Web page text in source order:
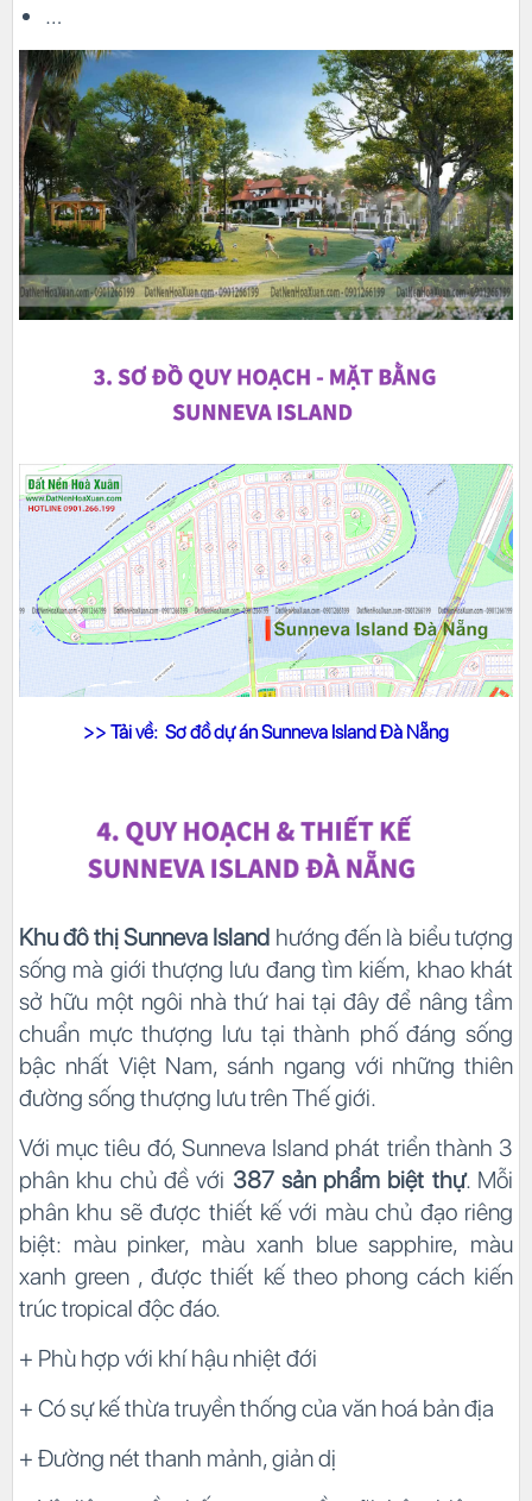
…
>> Tải về: Sơ đồ dự án Sunneva Island Đà Nẵng
Khu đô thị Sunneva Island hướng đến là biểu tượng
sống mà giới thượng lưu đang tìm kiếm, khao khát
sở hữu một ngôi nhà thứ hai tại đây để nâng tầm
chuẩn mực thượng lưu tại thành phố đáng sống
bậc nhất Việt Nam, sánh ngang với những thiên
đường sống thượng lưu trên Thế giới.
Với mục tiêu đó, Sunneva Island phát triển thành 3
phân khu chủ đề với 387 sản phẩm biệt thự. Mỗi
phân khu sẽ được thiết kế với màu chủ đạo riêng
biệt: màu pinker, màu xanh blue sapphire, màu
xanh green , được thiết kế theo phong cách kiến
trúc tropical độc đáo.
+ Phù hợp với khí hậu nhiệt đới
+ Có sự kế thừa truyền thống của văn hoá bản địa
+ Đường nét thanh mảnh, giản dị